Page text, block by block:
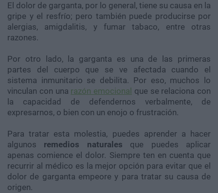
El dolor de garganta, por lo general, tiene su causa en la
gripe y el resfrío; pero también puede producirse por
alergias, amigdalitis, y fumar tabaco, entre otras
razones.
Por otro lado, la garganta es una de las primeras
partes del cuerpo que se ve afectada cuando el
sistema inmunitario se debilita. Por eso, muchos lo
vinculan con una razón emocional que se relaciona con
la capacidad de defendernos verbalmente, de
expresarnos, o bien con un enojo o frustración.
Para tratar esta molestia, puedes aprender a hacer
algunos remedios naturales que puedes aplicar
apenas comience el dolor. Siempre ten en cuenta que
recurrir al médico es la mejor opción para evitar que el
dolor de garganta empeore y para tratar su causa de
origen.